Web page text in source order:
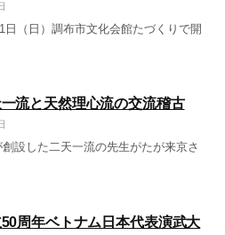
日（日）調布市文化会館たづくりで開
流と天然理心流の交流稽古
設した二天一流の先生がたが来京さ
周年ベトナム日本代表演武大